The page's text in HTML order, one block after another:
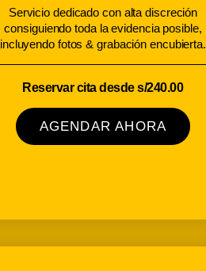
Servicio dedicado con alta discreción
consiguiendo toda la evidencia posible,
incluyendo fotos & grabación encubierta.
Reservar cita desde s/240.00
AGENDAR AHORA